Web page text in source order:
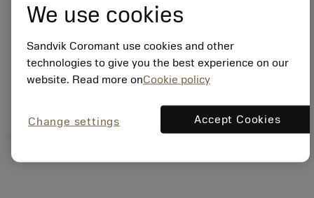
We use cookies
Sandvik Coromant use cookies and other
technologies to give you the best experience on our
website. Read more onCookie policy
Change settings Accept Cookies